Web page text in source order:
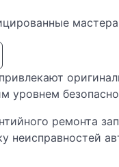
уровнем
ремонта
неисправностей